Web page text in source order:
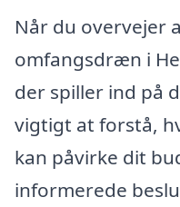
Når du overvejer
omfangsdræn i
der spiller ind på
vigtigt at forstå,
kan påvirke dit
informerede